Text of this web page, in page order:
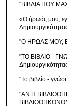
"ΒΙΒΛΙΑ ΠΟΥ
«Ο ήρωάς μου,
Δημιουργικότητας
"Ο ΗΡΩΑΣ ΜΟΥ,
"ΤΟ ΒΙΒΛΙΟ -
Δημιουργικότητας
"Το βιβλίο -
"ΑΝ Η